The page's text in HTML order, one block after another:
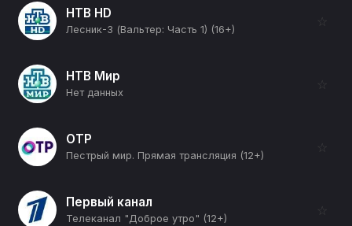
НТВ HD
Лесник-3 (Вальтер: Часть 1) (16+)
☆
НТВ Мир
Нет данных
☆
ОТР
Пестрый мир. Прямая трансляция (12+)
☆
Первый канал
Телеканал "Доброе утро" (12+)
☆